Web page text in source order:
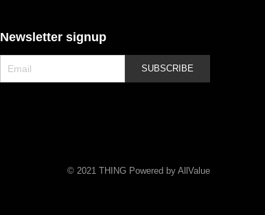
Newsletter signup
SUBSCRIBE
© 2021 THING Powered by AllValue